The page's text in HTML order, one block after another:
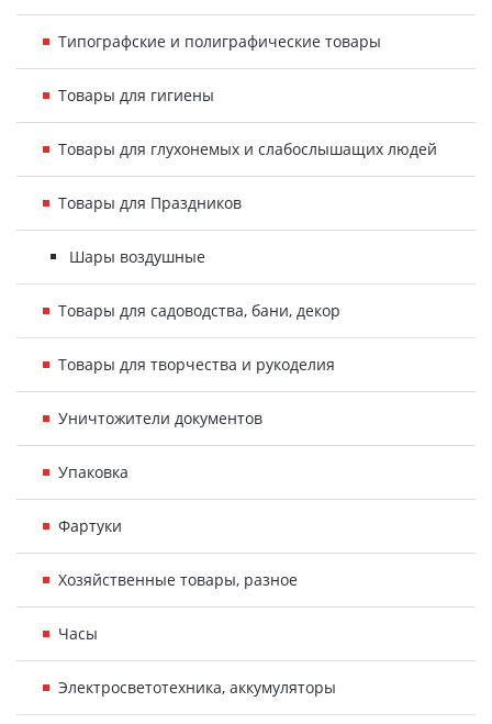
Типографские и полиграфические товары
Товары для гигиены
Товары для глухонемых и слабослышащих людей
Товары для Праздников
Шары воздушные
Товары для садоводства, бани, декор
Товары для творчества и рукоделия
Уничтожители документов
Упаковка
Фартуки
Хозяйственные товары, разное
Часы
Электросветотехника, аккумуляторы